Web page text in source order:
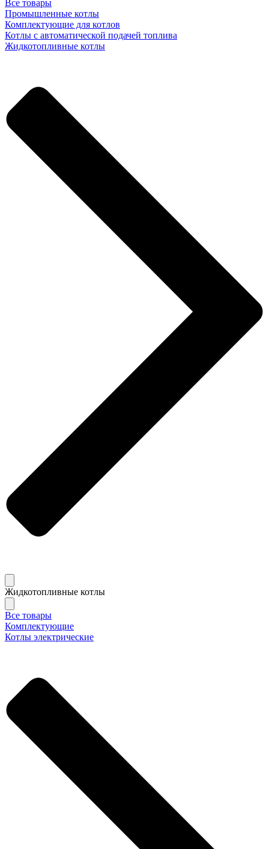
Все товары
Промышленные котлы
Комплектующие для котлов
Котлы с автоматической подачей топлива
Жидкотопливные котлы
Жидкотопливные котлы
Все товары
Комплектующие
Котлы электрические